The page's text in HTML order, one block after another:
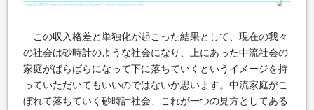
この収入格差と単独化が起こった結果として、現在の我々
の社会は砂時計のような社会になり、上にあった中流社会の
家庭がばらばらになって下に落ちていくというイメージを持
っていただいてもいいのではないか思います。中流家庭がこ
ぼれて落ちていく砂時計社会、これが一つの見方としてある